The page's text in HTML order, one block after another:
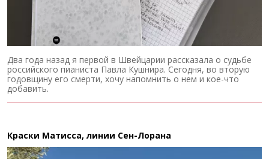
Два года назад я первой в Швейцарии рассказала о судьбе
российского пианиста Павла Кушнира. Сегодня, во вторую
годовщину его смерти, хочу напомнить о нем и кое-что
добавить.
Краски Матисса, линии Сен-Лорана